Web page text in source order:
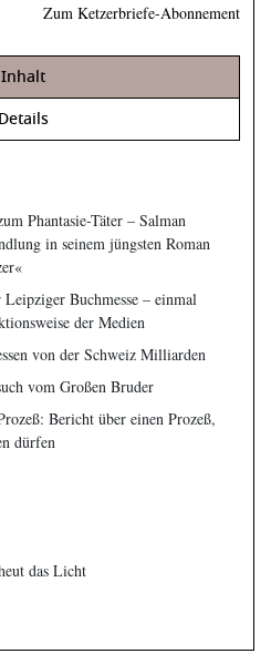
Zum Ketzerbriefe-Abonnement
Inhalt
Details
Phantasie-Täter – Salman
in seinem jüngsten Roman
Buchmesse – einmal
der Medien
von der Schweiz Milliarden
vom Großen Bruder
Bericht über einen Prozeß,
dürfen
das Licht